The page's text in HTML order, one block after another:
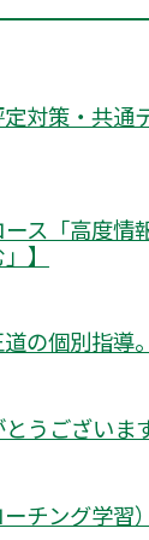
対策・共通
ース「高度情
】
の個別指導
うございま
チング学習）